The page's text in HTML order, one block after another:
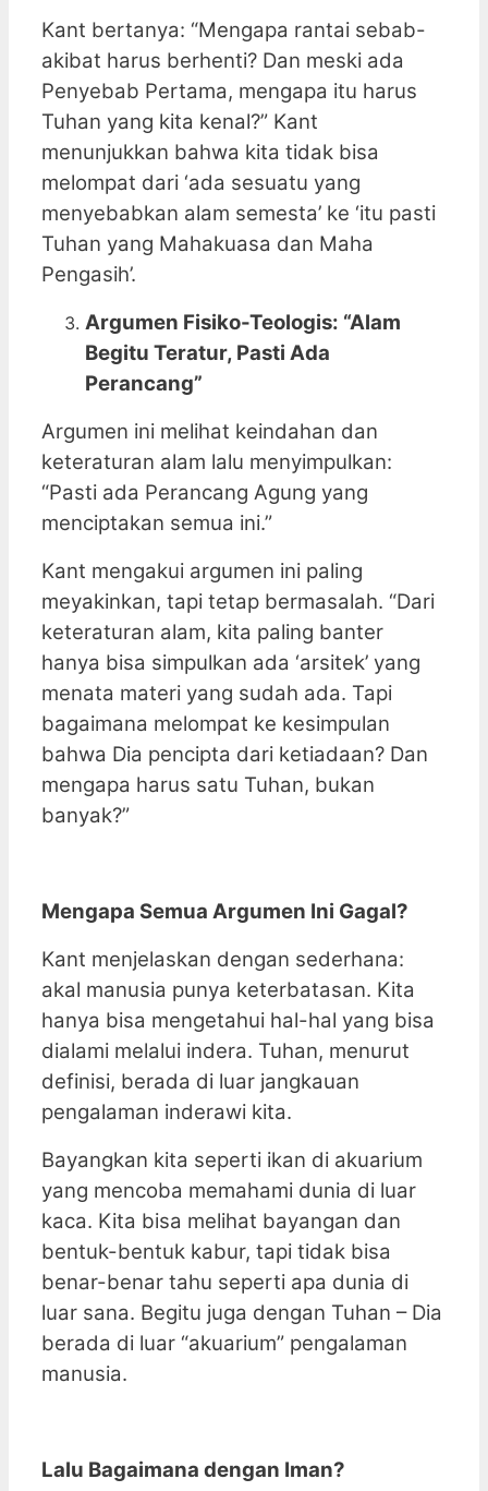
Kant bertanya: “Mengapa rantai sebab-
akibat harus berhenti? Dan meski ada
Penyebab Pertama, mengapa itu harus
Tuhan yang kita kenal?” Kant
menunjukkan bahwa kita tidak bisa
melompat dari ‘ada sesuatu yang
menyebabkan alam semesta’ ke ‘itu pasti
Tuhan yang Mahakuasa dan Maha
Pengasih’.
Argumen Fisiko-Teologis: “Alam
Begitu Teratur, Pasti Ada
Perancang”
Argumen ini melihat keindahan dan
keteraturan alam lalu menyimpulkan:
“Pasti ada Perancang Agung yang
menciptakan semua ini.”
Kant mengakui argumen ini paling
meyakinkan, tapi tetap bermasalah. “Dari
keteraturan alam, kita paling banter
hanya bisa simpulkan ada ‘arsitek’ yang
menata materi yang sudah ada. Tapi
bagaimana melompat ke kesimpulan
bahwa Dia pencipta dari ketiadaan? Dan
mengapa harus satu Tuhan, bukan
banyak?”
Mengapa Semua Argumen Ini Gagal?
Kant menjelaskan dengan sederhana:
akal manusia punya keterbatasan. Kita
hanya bisa mengetahui hal-hal yang bisa
dialami melalui indera. Tuhan, menurut
definisi, berada di luar jangkauan
pengalaman inderawi kita.
Bayangkan kita seperti ikan di akuarium
yang mencoba memahami dunia di luar
kaca. Kita bisa melihat bayangan dan
bentuk-bentuk kabur, tapi tidak bisa
benar-benar tahu seperti apa dunia di
luar sana. Begitu juga dengan Tuhan – Dia
berada di luar “akuarium” pengalaman
manusia.
Lalu Bagaimana dengan Iman?